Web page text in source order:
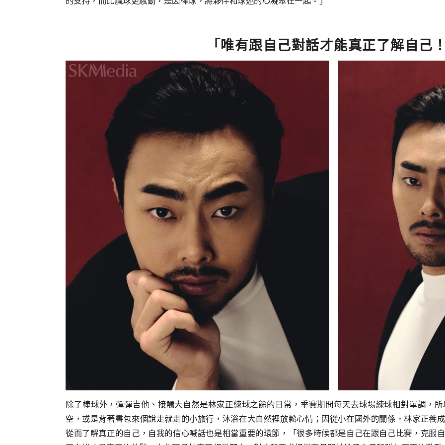
「唯有跟自己對話才能真正了解自己
除了棒球外，彈彈吉他、接觸大自然是林家正練球之餘的日常，季賽期間每天去球場練球相對單調，
空，或是背著書包來個說走就走的小旅行，沐浴在大自然裡放鬆心情；因從小在國外的關係，林家正養
從而了解真正的自己，自我的信心喊話也是相當重要的環節，「很多時候都是自己在跟自己比賽，克服